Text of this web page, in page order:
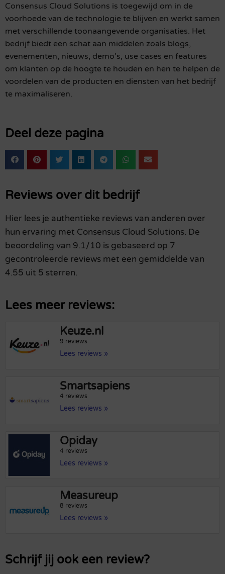
Consensus Cloud Solutions is toegewijd om in de
voorhoede van de technologie te blijven en werkt samen
met verschillende toonaangevende organisaties. Het
bedrijf biedt een schat aan middelen zoals blogs,
evenementen, nieuws, demo’s, use cases en features
om klanten op de hoogte te houden en hen te helpen de
voordelen van de producten en diensten van het bedrijf
te maximaliseren.
Deel deze pagina
Reviews over dit bedrijf
Hier lees je authentieke reviews van anderen over
hun ervaring met Consensus Cloud Solutions. De
beoordeling van 9.1/10 is gebaseerd op 7
gecontroleerde reviews met een gemiddelde van
4.55 uit 5 sterren.
Lees meer reviews:
Keuze.nl
9 reviews
Lees reviews »
Smartsapiens
4 reviews
Lees reviews »
Opiday
4 reviews
Lees reviews »
Measureup
8 reviews
Lees reviews »
Schrijf jij ook een review?